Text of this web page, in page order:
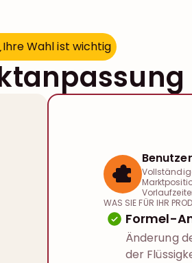
Ihre Wahl ist wichtig
IhreWahlist wichtig
WAS SIE FÜR IHR
Formel-
Änderung
der